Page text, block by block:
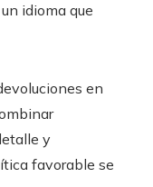
idioma que
en
y
favorable se